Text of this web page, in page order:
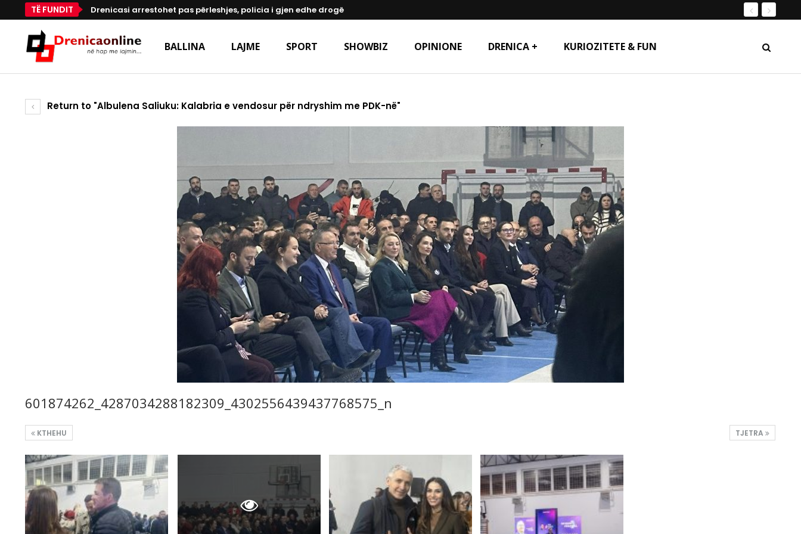
TË FUNDIT Drenicasi arrestohet pas përleshjes, policia i gjen edhe drogë
BALLINA LAJME SPORT SHOWBIZ OPINIONE DRENICA + KURIOZITETE & FUN
Return to "Albulena Saliuku: Kalabria e vendosur për ndryshim me PDK-në"
601874262_4287034288182309_4302556439437768575_n
TJETRA
KTHEHU